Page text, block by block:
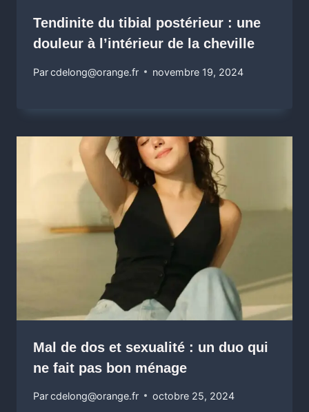
Tendinite du tibial postérieur : une
douleur à l’intérieur de la cheville
Parcdelong@orange.fr novembre 19, 2024
Mal de dos et sexualité : un duo qui
ne fait pas bon ménage
Parcdelong@orange.fr octobre 25, 2024